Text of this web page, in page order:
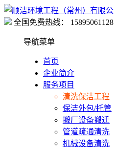
全国免费热线： 15895061128
导航菜单
首页
企业简介
服务项目
清洗保洁工程
保洁外包/托管
搬厂设备搬迁
管道疏通清洗
机械设备清洗